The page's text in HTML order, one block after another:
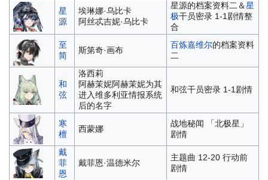
星
源
埃琳娜·乌比卡
阿丝忒吉妮·乌比卡
星源的档案资料二＆星
极干员密录 1-1剧情整
合
至
简
斯第奇·画布
百炼嘉维尔的档案资料
二
和
弦
洛西莉
阿赫茉妮阿赫茉妮为其
进入维多利亚情报系统
后的名字
和弦干员密录 1-1剧情
寒
檀
西蒙娜
战地秘闻 「北极星」
剧情
戴
菲
恩
戴菲恩·温德米尔
主题曲 12-20 行动前
剧情